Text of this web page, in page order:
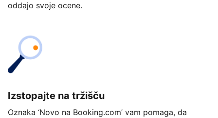
oddajo svoje ocene.
Izstopajte na tržišču
Oznaka ‘Novo na Booking.com’ vam pomaga, da